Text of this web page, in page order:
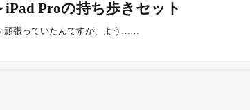
Proの持ち歩きセット
頑張っていたんですが、よう……